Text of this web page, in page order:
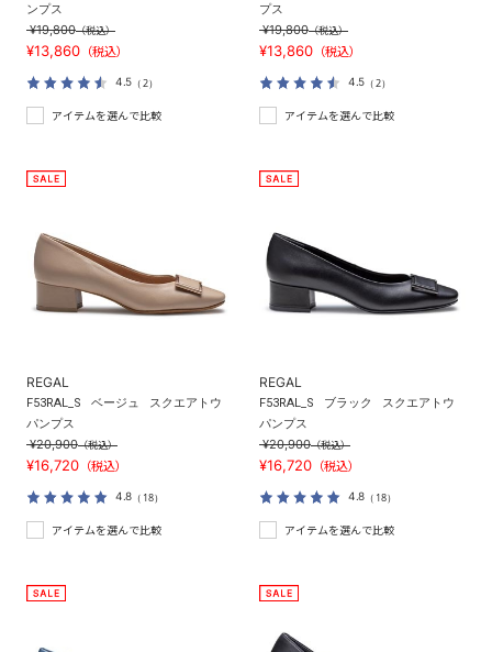
ンプス
¥19,800（税込）
¥13,860 （税込）
4.5 （2）
アイテムを選んで比較
プス
¥19,800（税込）
¥13,860 （税込）
4.5 （2）
アイテムを選んで比較
REGAL
F53RAL_S ベージュ
スクエアトウ
パンプス
¥20,900（税込）
¥16,720 （税込）
4.8 （18）
アイテムを選んで比較
REGAL
F53RAL_S ブラック
スクエアトウ
パンプス
¥20,900（税込）
¥16,720 （税込）
4.8 （18）
アイテムを選んで比較